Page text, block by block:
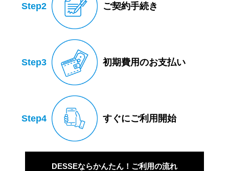
Step2 ご契約手続き
Step3 初期費用のお支払い
Step4 すぐにご利用開始
DESSEならかんたん！ご利用の流れ